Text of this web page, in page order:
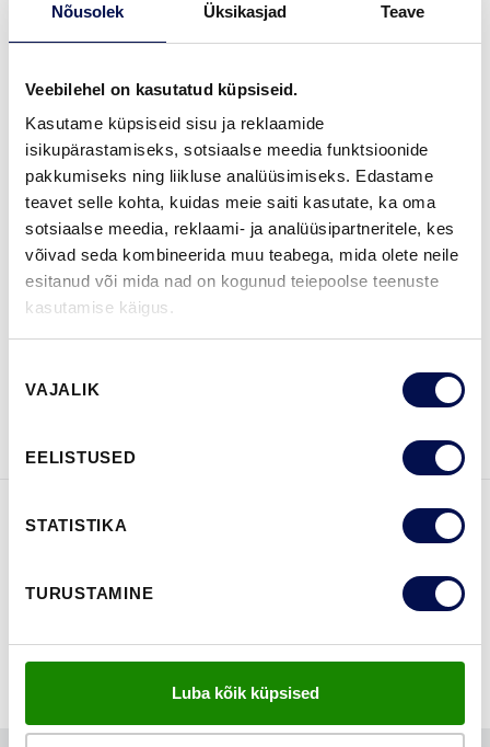
Nõusolek Üksikasjad Teave
Veebilehel on kasutatud küpsiseid.
Kasutame küpsiseid sisu ja reklaamide
isikupärastamiseks, sotsiaalse meedia funktsioonide
pakkumiseks ning liikluse analüüsimiseks. Edastame
teavet selle kohta, kuidas meie saiti kasutate, ka oma
sotsiaalse meedia, reklaami- ja analüüsipartneritele, kes
võivad seda kombineerida muu teabega, mida olete neile
esitanud või mida nad on kogunud teiepoolse teenuste
kasutamise käigus.
valik
VAJALIK
EELISTUSED
STATISTIKA
TURUSTAMINE
Luba kõik küpsised
VIIMISTLUS (1)
MÕÕDUD
LEIA EDASIMÜÜJA
VAATA
Võta meiega
ühendust